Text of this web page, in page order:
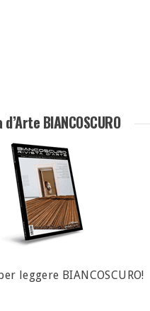
BIANCOSCURO
leggere BIANCOSCURO!